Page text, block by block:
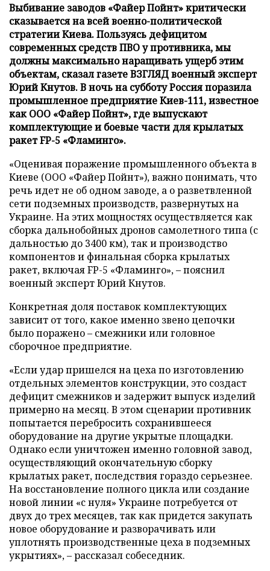
Выбивание заводов «Файер Пойнт» критически
сказывается на всей военно-политической
стратегии Киева. Пользуясь дефицитом
современных средств ПВО у противника, мы
должны максимально наращивать ущерб этим
объектам, сказал газете ВЗГЛЯД военный эксперт
Юрий Кнутов. В ночь на субботу Россия поразила
промышленное предприятие Киев-111, известное
как ООО «Файер Пойнт», где выпускают
комплектующие и боевые части для крылатых
ракет FP-5 «Фламинго».
«Оценивая поражение промышленного объекта в
Киеве (ООО «Файер Пойнт»), важно понимать, что
речь идет не об одном заводе, а о разветвленной
сети подземных производств, развернутых на
Украине. На этих мощностях осуществляется как
сборка дальнобойных дронов самолетного типа (с
дальностью до 3400 км), так и производство
компонентов и финальная сборка крылатых
ракет, включая FP-5 «Фламинго», – пояснил
военный эксперт Юрий Кнутов.
Конкретная доля поставок комплектующих
зависит от того, какое именно звено цепочки
было поражено – смежники или головное
сборочное предприятие.
«Если удар пришелся на цеха по изготовлению
отдельных элементов конструкции, это создаст
дефицит смежников и задержит выпуск изделий
примерно на месяц. В этом сценарии противник
попытается перебросить сохранившееся
оборудование на другие укрытые площадки.
Однако если уничтожен именно головной завод,
осуществляющий окончательную сборку
крылатых ракет, последствия гораздо серьезнее.
На восстановление полного цикла или создание
новой линии «с нуля» Украине потребуется от
двух до трех месяцев, так как придется закупать
новое оборудование и разворачивать или
уплотнять производственные цеха в подземных
укрытиях», – рассказал собеседник.